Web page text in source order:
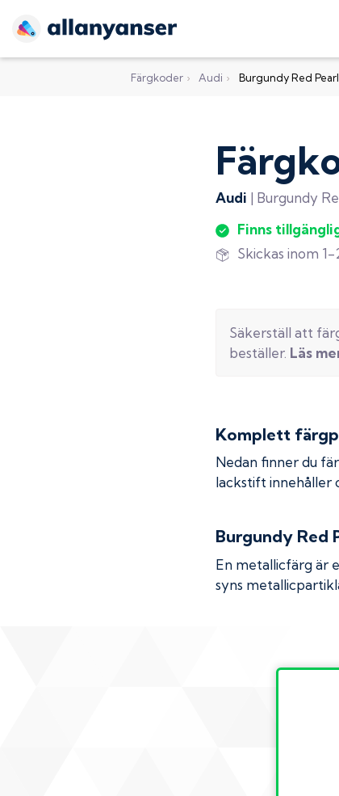
Färgkoder › Audi › Burgundy Red
Audi | Burgundy
Finns
Skickas inom
Säkerställ att
beställer. Läs
Komplett
Nedan finner du
lackstift innehåller
Burgundy Red
En metallicfärg är
syns